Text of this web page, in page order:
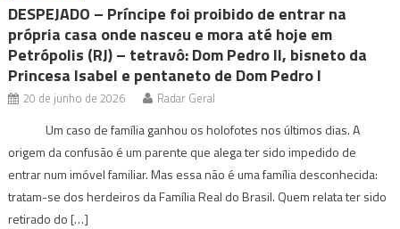
DESPEJADO – Príncipe foi proibido de entrar na
própria casa onde nasceu e mora até hoje em
Petrópolis (RJ) – tetravô: Dom Pedro II, bisneto da
Princesa Isabel e pentaneto de Dom Pedro I
20 de junho de 2026 Radar Geral
Um caso de família ganhou os holofotes nos últimos dias. A
origem da confusão é um parente que alega ter sido impedido de
entrar num imóvel familiar. Mas essa não é uma família desconhecida:
tratam-se dos herdeiros da Família Real do Brasil. Quem relata ter sido
retirado do […]